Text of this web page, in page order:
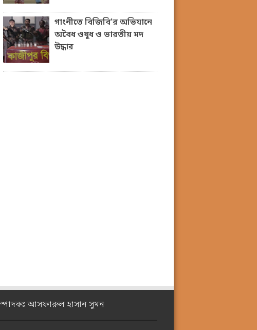
গাংনীতে বিজিবি’র অভিযানে
অবৈধ ওষুধ ও ভারতীয় মদ
উদ্ধার
আসফারুল হাসান সুমন